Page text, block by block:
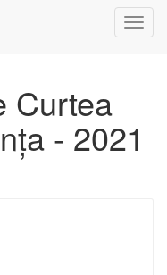
Curtea
- 2021